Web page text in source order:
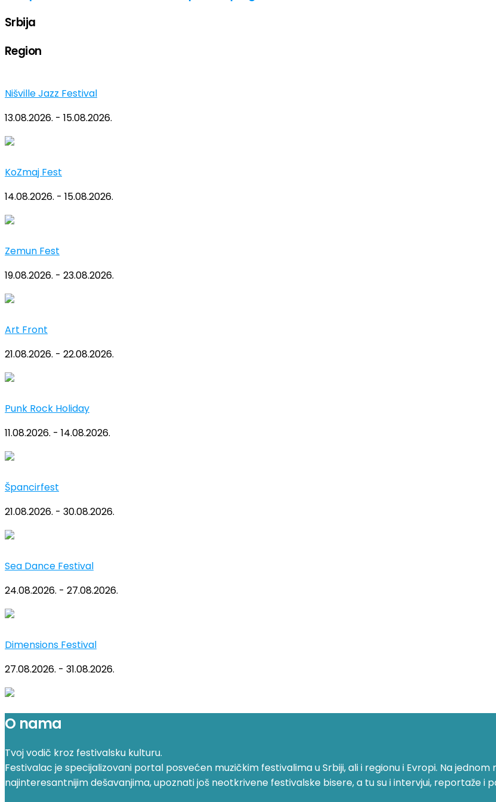
Srbija
Region
Nišville Jazz Festival
13.08.2026. - 15.08.2026.
KoZmaj Fest
14.08.2026. - 15.08.2026.
Zemun Fest
19.08.2026. - 23.08.2026.
Art Front
21.08.2026. - 22.08.2026.
Punk Rock Holiday
11.08.2026. - 14.08.2026.
Špancirfest
21.08.2026. - 30.08.2026.
Sea Dance Festival
24.08.2026. - 27.08.2026.
Dimensions Festival
27.08.2026. - 31.08.2026.
O nama
Tvoj vodič kroz festivalsku kulturu.
Festivalac je specijalizovani portal posvećen muzičkim festivalima u Srbiji, ali i regionu i Evropi. Na
najinteresantnijim dešavanjima, upoznati još neotkrivene festivalske bisere, a tu su i intervjui, reportaže i